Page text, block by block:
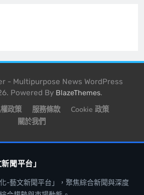
- Multipurpose News WordPress
Powered By BlazeThemes.
政策 服務條款
Cookie 政策
關於我們
聞平台」
-藝文新聞平台」，聚焦綜合新聞與深度